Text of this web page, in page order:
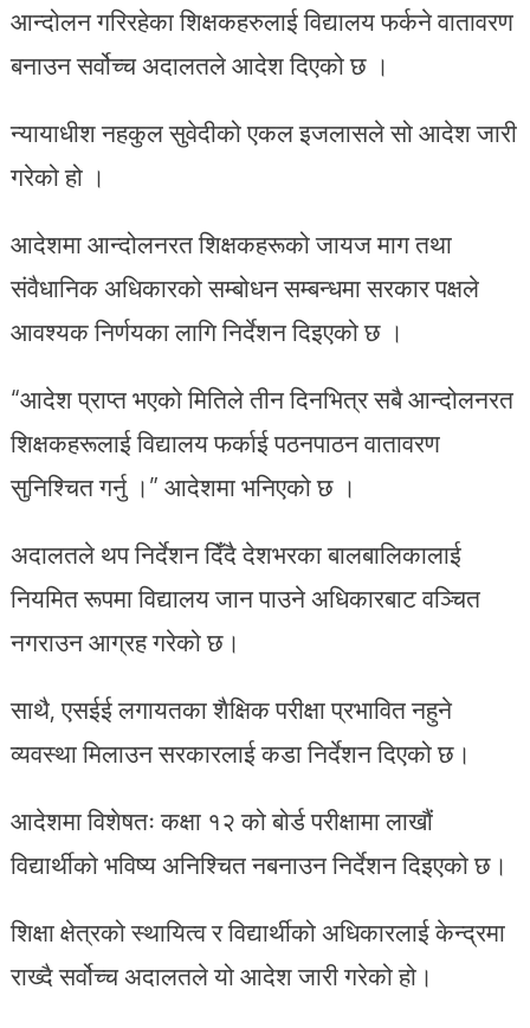
आन्दोलन गरिरहेका शिक्षकहरुलाई विद्यालय फर्कने वातावरण
बनाउन सर्वोच्च अदालतले आदेश दिएको छ ।
न्यायाधीश नहकुल सुवेदीको एकल इजलासले सो आदेश जारी
गरेको हो ।
आदेशमा आन्दोलनरत शिक्षकहरूको जायज माग तथा
संवैधानिक अधिकारको सम्बोधन सम्बन्धमा सरकार पक्षले
आवश्यक निर्णयका लागि निर्देशन दिइएको छ ।
“आदेश प्राप्त भएको मितिले तीन दिनभित्र सबै आन्दोलनरत
शिक्षकहरूलाई विद्यालय फर्काई पठनपाठन वातावरण
सुनिश्चित गर्नु ।” आदेशमा भनिएको छ ।
अदालतले थप निर्देशन दिँदै देशभरका बालबालिकालाई
नियमित रूपमा विद्यालय जान पाउने अधिकारबाट वञ्चित
नगराउन आग्रह गरेको छ।
साथै, एसईई लगायतका शैक्षिक परीक्षा प्रभावित नहुने
व्यवस्था मिलाउन सरकारलाई कडा निर्देशन दिएको छ।
आदेशमा विशेषतः कक्षा १२ को बोर्ड परीक्षामा लाखौं
विद्यार्थीको भविष्य अनिश्चित नबनाउन निर्देशन दिइएको छ।
शिक्षा क्षेत्रको स्थायित्व र विद्यार्थीको अधिकारलाई केन्द्रमा
राख्दै सर्वोच्च अदालतले यो आदेश जारी गरेको हो।